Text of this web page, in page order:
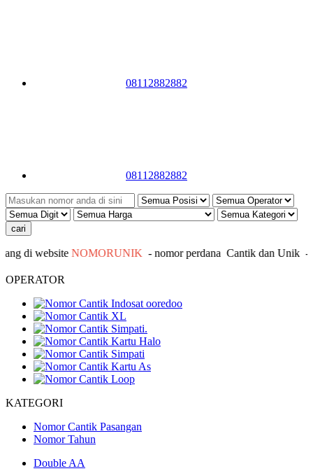
08112882882
08112882882
di websiteNOMORUNIK- nomorperdana Cantik dan Unik -
OPERATOR
KATEGORI
Nomor Cantik Pasangan
Nomor Tahun
Double AA